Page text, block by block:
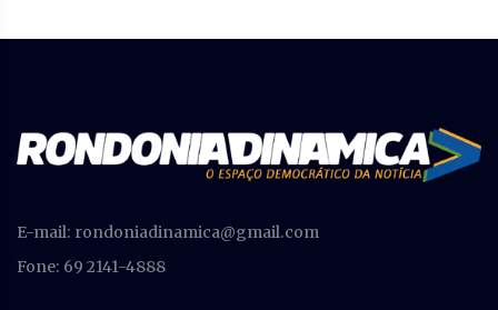
E-mail: rondoniadinamica@gmail.com
Fone: 69 2141-4888